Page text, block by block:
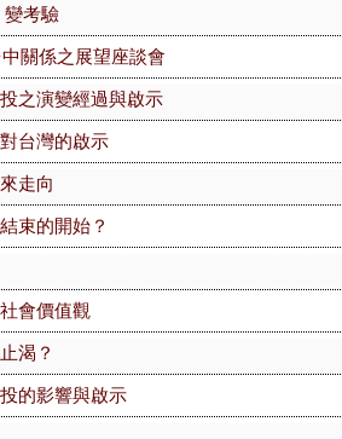
變考驗
關係之展望座談會
之演變經過與啟示
台灣的啟示
走向
束的開始？
會價值觀
渴？
的影響與啟示